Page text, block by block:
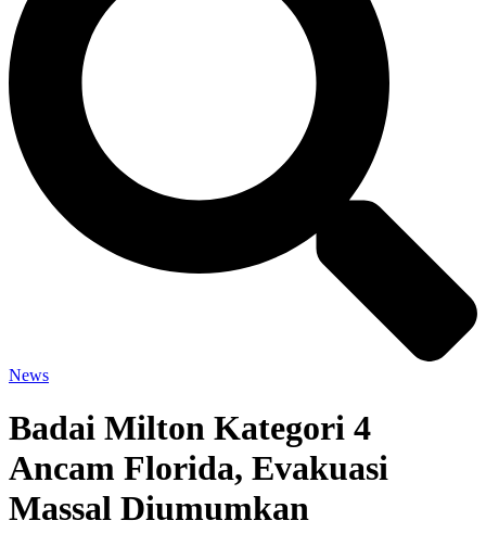
News
Badai Milton Kategori 4
Ancam Florida, Evakuasi
Massal Diumumkan